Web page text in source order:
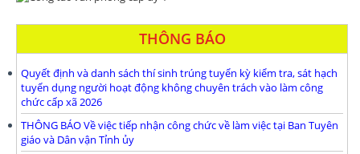
THÔNG BÁO
Quyết định và danh sách thí sinh trúng tuyển kỳ kiểm tra, sát hạch
tuyển dụng người hoạt động không chuyên trách vào làm công
chức cấp xã 2026
THÔNG BÁO Về việc tiếp nhận công chức về làm việc tại Ban Tuyên
giáo và Dân vận Tỉnh ủy